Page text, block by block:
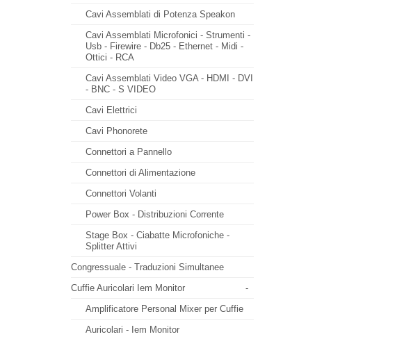
Cavi Assemblati di Potenza Speakon
Cavi Assemblati Microfonici - Strumenti -
Usb - Firewire - Db25 - Ethernet - Midi -
Ottici - RCA
Cavi Assemblati Video VGA - HDMI - DVI
- BNC - S VIDEO
Cavi Elettrici
Cavi Phonorete
Connettori a Pannello
Connettori di Alimentazione
Connettori Volanti
Power Box - Distribuzioni Corrente
Stage Box - Ciabatte Microfoniche -
Splitter Attivi
Congressuale - Traduzioni Simultanee
-
Cuffie Auricolari Iem Monitor
Amplificatore Personal Mixer per Cuffie
Auricolari - Iem Monitor